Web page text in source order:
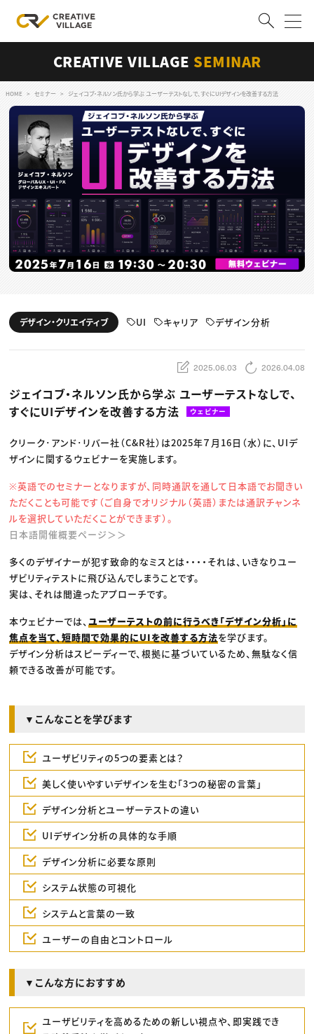
ログイン 会員登録
RECRUIT
クリエイター求人を探す
CREATIVE JOB求人検索
特集求人
採用説明会
転職支援サービス
CONTENTS
スキルアップしたい！
動画配信・映像制作
編集・ライティング
ディレクション
TOP Creator’s コラム トップ
Webクリエイター
ゲームクリエイター
クリエイターインタビュー
C＆R Magazine
セミナー
ニュース・トレンド トップ
Web
映像
広告
出版
CREATIVE VILLAGEからのお知らせ
プロフェッショナル×つながる×メディア
CREATIVE VILLAGE SEMINAR
HOME セミナー ジェイコブ・ネルソン氏から学ぶ ユーザーテストなしで、すぐにUIデザインを改善する方法
デザイン・クリエイティブ UI キャリア デザイン分析
2025.06.03 2026.04.08
ジェイコブ・ネルソン氏から学ぶ ユーザーテストなしで、
すぐにUIデザインを改善する方法
ウェビナー
クリーク･アンド･リバー社（C&R社）は2025年７月16日（水）に、UIデ
ザインに関するウェビナーを実施します。
※英語でのセミナーとなりますが、同時通訳を通して日本語でお聞きい
ただくことも可能です（ご自身でオリジナル（英語）または通訳チャンネ
ルを選択していただくことができます）。
日本語開催概要ページ＞＞
多くのデザイナーが犯す致命的なミスとは・・・・それは、いきなりユー
ザビリティテストに飛び込んでしまうことです。
実は、それは間違ったアプローチです。
本ウェビナーでは、ユーザーテストの前に行うべき「デザイン分析」に
焦点を当て、短時間で効果的にUIを改善する方法を学びます。
デザイン分析はスピーディーで、根拠に基づいているため、無駄なく信
頼できる改善が可能です。
▼こんなことを学びます
ユーザビリティの5つの要素とは？
美しく使いやすいデザインを生む「3つの秘密の言葉」
デザイン分析とユーザーテストの違い
UIデザイン分析の具体的な手順
デザイン分析に必要な原則
システム状態の可視化
システムと言葉の一致
ユーザーの自由とコントロール
▼こんな方におすすめ
ユーザビリティを高めるための新しい視点や、即実践でき